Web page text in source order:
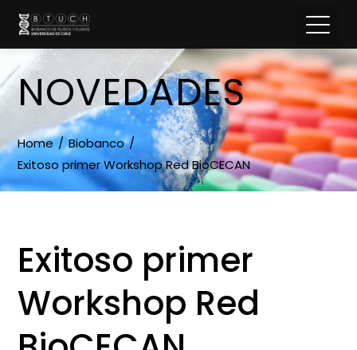
NOVEDADES
Home
Biobanco
Exitoso primer Workshop Red BioCECAN
Exitoso primer
Workshop Red